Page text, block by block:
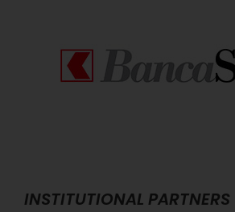
INSTITUTIONAL PARTNERS